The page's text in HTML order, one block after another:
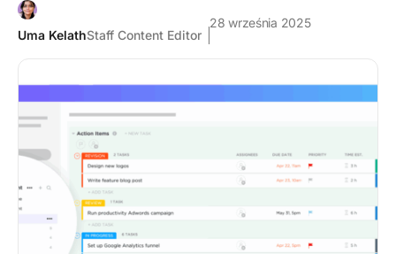
Uma KelathStaff Content Editor
28 września 2025